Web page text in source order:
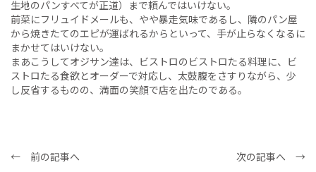
生地のパンすべてが正道）まで頼んではいけない。
前菜にフリュイドメールも、やや暴走気味であるし、隣のパン屋
から焼きたてのエピが運ばれるからといって、手が止らなくなるに
まかせてはいけない。
まあこうしてオジサン達は、ビストロのビストロたる料理に、ビ
ストロたる食欲とオーダーで対応し、太鼓腹をさすりながら、少
し反省するものの、満面の笑顔で店を出たのである。
← 前の記事へ
次の記事へ →